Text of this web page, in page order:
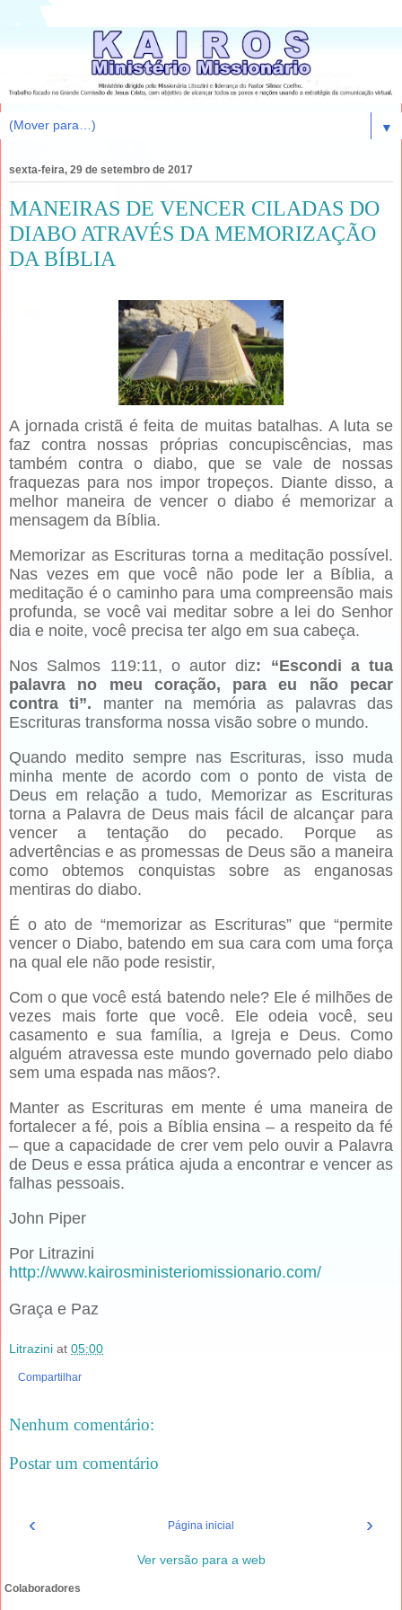
▼
sexta-feira, 29 de setembro de 2017
MANEIRAS DE VENCER CILADAS DO
DIABO ATRAVÉS DA MEMORIZAÇÃO
DA BÍBLIA
A jornada cristã é feita de muitas batalhas. A luta se
faz contra nossas próprias concupiscências, mas
também contra o diabo, que se vale de nossas
fraquezas para nos impor tropeços. Diante disso, a
melhor maneira de vencer o diabo é memorizar a
mensagem da Bíblia.
Memorizar as Escrituras torna a meditação possível.
Nas vezes em que você não pode ler a Bíblia, a
meditação é o caminho para uma compreensão mais
profunda, se você vai meditar sobre a lei do Senhor
dia e noite, você precisa ter algo em sua cabeça.
Nos Salmos 119:11, o autor diz: “Escondi a tua
palavra no meu coração, para eu não pecar
contra ti”. manter na memória as palavras das
Escrituras transforma nossa visão sobre o mundo.
Quando medito sempre nas Escrituras, isso muda
minha mente de acordo com o ponto de vista de
Deus em relação a tudo, Memorizar as Escrituras
torna a Palavra de Deus mais fácil de alcançar para
vencer a tentação do pecado. Porque as
advertências e as promessas de Deus são a maneira
como obtemos conquistas sobre as enganosas
mentiras do diabo.
É o ato de “memorizar as Escrituras” que “permite
vencer o Diabo, batendo em sua cara com uma força
na qual ele não pode resistir,
Com o que você está batendo nele? Ele é milhões de
vezes mais forte que você. Ele odeia você, seu
casamento e sua família, a Igreja e Deus. Como
alguém atravessa este mundo governado pelo diabo
sem uma espada nas mãos?.
Manter as Escrituras em mente é uma maneira de
fortalecer a fé, pois a Bíblia ensina – a respeito da fé
– que a capacidade de crer vem pelo ouvir a Palavra
de Deus e essa prática ajuda a encontrar e vencer as
falhas pessoais.
John Piper
Por Litrazini
http://www.kairosministeriomissionario.com/
Graça e Paz
Litrazini at 05:00
Compartilhar
Nenhum comentário:
Postar um comentário
‹ ›
Página inicial
Ver versão para a web
Colaboradores